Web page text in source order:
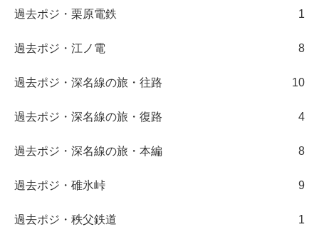
過去ポジ・栗原電鉄 1
過去ポジ・江ノ電 8
過去ポジ・深名線の旅・往路 10
過去ポジ・深名線の旅・復路 4
過去ポジ・深名線の旅・本編 8
過去ポジ・碓氷峠 9
過去ポジ・秩父鉄道 1